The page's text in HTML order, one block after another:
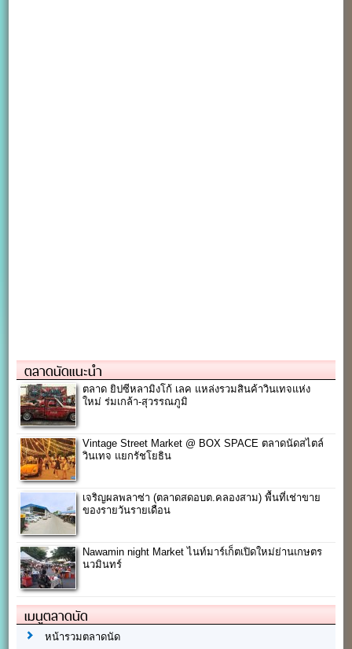
ตลาดนัดแนะนำ
ตลาด ยิปซีหลามิงโก้ เลค แหล่งรวมสินค้าวินเทจแห่ง
ใหม่ ร่มเกล้า-สุวรรณภูมิ
Vintage Street Market @ BOX SPACE ตลาดนัดสไตล์
วินเทจ แยกรัชโยธิน
เจริญผลพลาซ่า (ตลาดสดอบต.คลองสาม) พื้นที่เช่าขาย
ของรายวันรายเดือน
Nawamin night Market ไนท์มาร์เก็ตเปิดใหม่ย่านเกษตร
นวมินทร์
เมนูตลาดนัด
หน้ารวมตลาดนัด